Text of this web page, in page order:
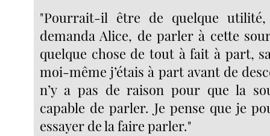
"Pourrait-il être de quelque utilité,
demanda Alice, de parler à cette
quelque chose de tout à fait à part,
moi-même j’étais à part avant de
n’y a pas de raison pour que la
capable de parler. Je pense que je
essayer de la faire parler."